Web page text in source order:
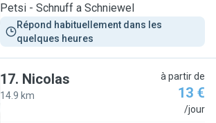
Petsi - Schnuff a Schniewel
Répond habituellement dans les
quelques heures
17. Nicolas
14.9 km
à partir de
13 €
/jour